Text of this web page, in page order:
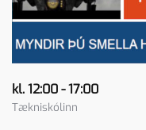
kl. 12:00 - 17:00
Tækniskólinn